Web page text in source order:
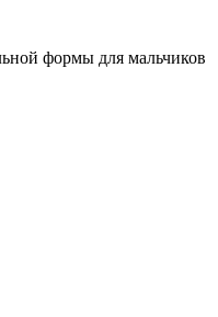
формы для мальчиков